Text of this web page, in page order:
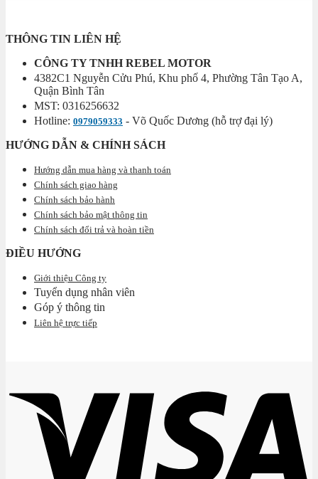
THÔNG TIN LIÊN HỆ
CÔNG TY TNHH REBEL MOTOR
4382C1 Nguyễn Cửu Phú, Khu phố 4, Phường Tân Tạo A,
Quận Bình Tân
MST: 0316256632
Hotline: 0979059333 - Võ Quốc Dương (hỗ trợ đại lý)
HƯỚNG DẪN & CHÍNH SÁCH
Hướng dẫn mua hàng và thanh toán
Chính sách giao hàng
Chính sách bảo hành
Chính sách bảo mật thông tin
Chính sách đổi trả và hoàn tiền
ĐIỀU HƯỚNG
Giới thiệu Công ty
Tuyển dụng nhân viên
Góp ý thông tin
Liên hệ trực tiếp